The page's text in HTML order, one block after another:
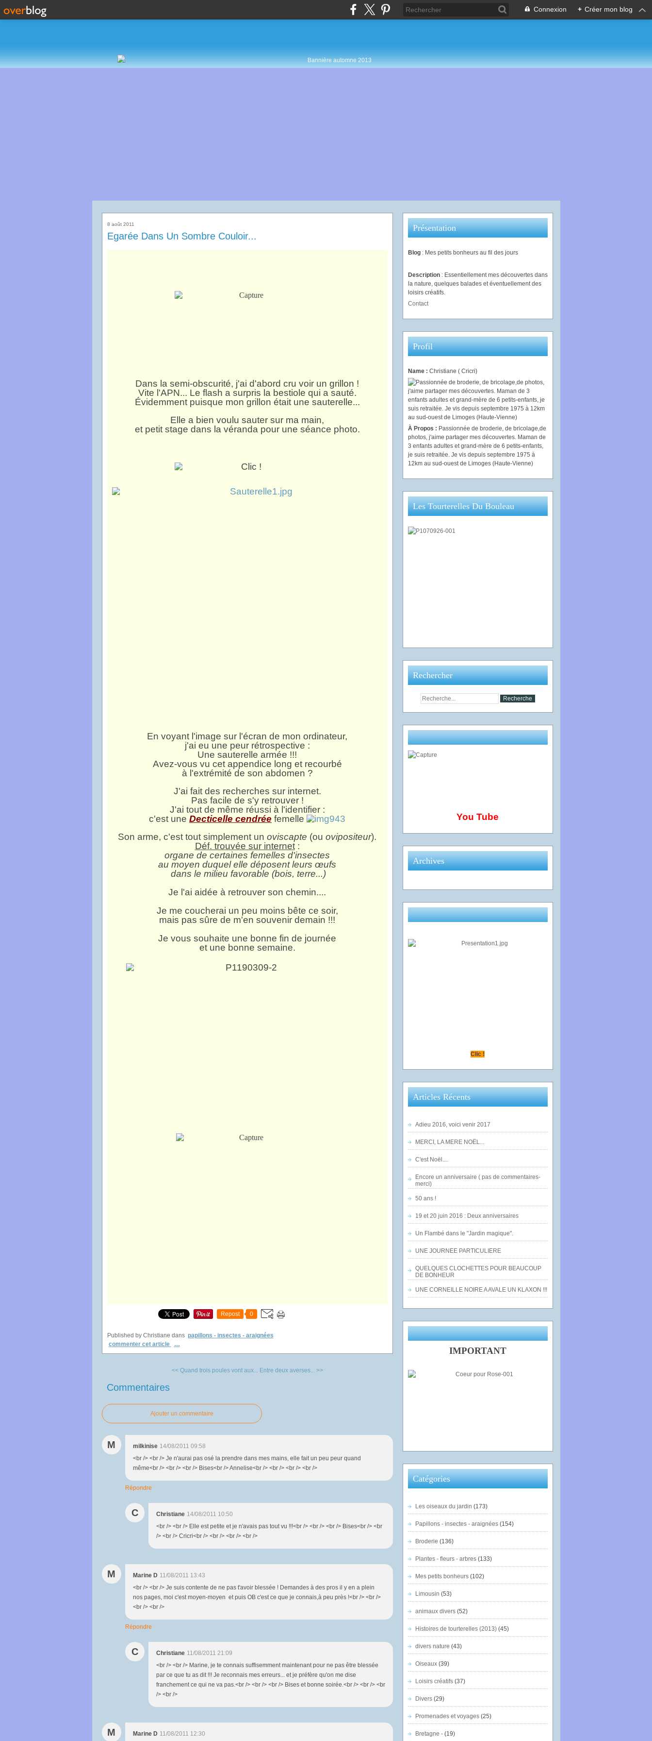
Connexion + Créer mon blog
8 août 2011
Egarée Dans Un Sombre Couloir...
Dans la semi-obscurité, j'ai d'abord cru voir un grillon !
Vite l'APN... Le flash a surpris la bestiole qui a sauté.
Évidemment puisque mon grillon était une sauterelle...
Elle a bien voulu sauter sur ma main,
et petit stage dans la véranda pour une séance photo.
En voyant l'image sur l'écran de mon ordinateur,
j'ai eu une peur rétrospective :
Une sauterelle armée !!!
Avez-vous vu cet appendice long et recourbé
à l'extrémité de son abdomen ?
J'ai fait des recherches sur internet.
Pas facile de s'y retrouver !
J'ai tout de même réussi à l'identifier :
c'est une Decticelle cendrée femelle
Son arme, c'est tout simplement un oviscapte (ou ovipositeur).
Déf. trouvée sur internet:
organe de certaines femelles d'insectes
au moyen duquel elle déposent leurs œufs
dans le milieu favorable (bois, terre...)
Je l'ai aidée à retrouver son chemin....
Je me coucherai un peu moins bête ce soir,
mais pas sûre de m'en souvenir demain !!!
Je vous souhaite une bonne fin de journée
et une bonne semaine.
Repost 0
Published by Christiane dans papillons - insectes - araignées
commenter cet article
…
<< Quand trois poules vont aux... Entre deux averses... >>
Commentaires
Ajouter un commentaire
M milkinise 14/08/2011 09:58
<br /> <br /> Je n'aurai pas osé la prendre dans mes mains, elle fait un peu peur quand
même<br /> <br /> <br /> Bises<br /> Annelise<br /> <br /> <br /> <br />
Répondre
C Christiane 14/08/2011 10:50
<br /> <br /> Elle est petite et je n'avais pas tout vu !!!<br /> <br /> <br /> Bises<br /> <br
/> <br /> Cricri<br /> <br /> <br /> <br />
M Marine D 11/08/2011 13:43
<br /> <br /> Je suis contente de ne pas t'avoir blessée ! Demandes à des pros il y en a plein
nos pages, moi c'est moyen-moyen et puis OB c'est ce que je connais,à peu près !<br /> <br />
<br /> <br />
Répondre
C Christiane 11/08/2011 21:09
<br /> <br /> Marine, je te connais suffisemment maintenant pour ne pas être blessée
par ce que tu as dit !!! Je reconnais mes erreurs... et je préfère qu'on me dise
franchement ce qui ne va pas.<br /> <br /> <br /> Bises et bonne soirée.<br /> <br /> <br
/> <br />
M Marine D 11/08/2011 12:30
Présentation
Blog : Mes petits bonheurs au fil des jours
Description : Essentiellement mes découvertes dans
la nature, quelques balades et éventuellement des
loisirs créatifs.
Contact
Profil
Name : Christiane ( Cricri)
À Propos : Passionnée de broderie, de bricolage,de
photos, j'aime partager mes découvertes. Maman de
3 enfants adultes et grand-mère de 6 petits-enfants,
je suis retraitée. Je vis depuis septembre 1975 à
12km au sud-ouest de Limoges (Haute-Vienne)
Les Tourterelles Du Bouleau
Rechercher
You Tube
Archives
Clic !
Articles Récents
Adieu 2016, voici venir 2017
MERCI, LA MERE NOËL...
C'est Noël....
Encore un anniversaire ( pas de commentaires-
merci)
50 ans !
19 et 20 juin 2016 : Deux anniversaires
Un Flambé dans le "Jardin magique".
UNE JOURNEE PARTICULIERE
QUELQUES CLOCHETTES POUR BEAUCOUP
DE BONHEUR
UNE CORNEILLE NOIRE A AVALE UN KLAXON !!!
IMPORTANT
Catégories
Les oiseaux du jardin (173)
Papillons - insectes - araignées(154)
Broderie (136)
Plantes - fleurs - arbres(133)
Mes petits bonheurs(102)
Limousin (53)
animaux divers(52)
Histoires de tourterelles (2013)(45)
divers nature (43)
Oiseaux(39)
Loisirs créatifs(37)
Divers(29)
Promenades et voyages(25)
Bretagne -(19)